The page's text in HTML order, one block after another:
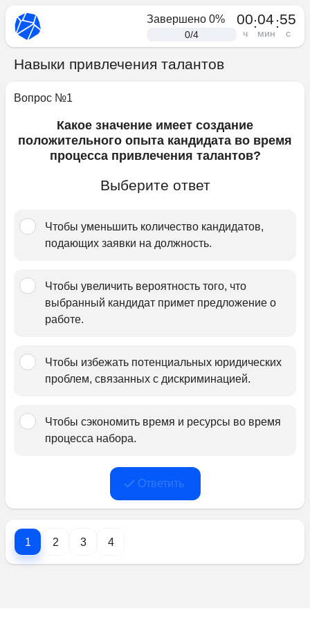
Завершено 0%
0/4
00
ч
:04
мин
:55
с
Навыки привлечения талантов
Вопрос №1
Какое значение имеет создание
положительного опыта кандидата во время
процесса привлечения талантов?
Выберите ответ
Чтобы уменьшить количество кандидатов,
подающих заявки на должность.﻿
Чтобы увеличить вероятность того, что
выбранный кандидат примет предложение о
работе.﻿
Чтобы избежать потенциальных юридических
проблем, связанных с дискриминацией.﻿
Чтобы сэкономить время и ресурсы во время
процесса набора.
Ответить
1 2 3 4